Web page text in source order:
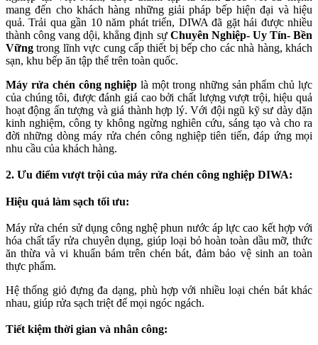
mang đến cho khách hàng những giải pháp bếp hiện đại và hiệu
quả. Trải qua gần 10 năm phát triển, DIWA đã gặt hái được nhiều
thành công vang dội, khẳng định sự Chuyên Nghiệp- Uy Tín- Bền
Vững trong lĩnh vực cung cấp thiết bị bếp cho các nhà hàng, khách
sạn, khu bếp ăn tập thể trên toàn quốc.
Máy rửa chén công nghiệp là một trong những sản phẩm chủ lực
của chúng tôi, được đánh giá cao bởi chất lượng vượt trội, hiệu quả
hoạt động ấn tượng và giá thành hợp lý. Với đội ngũ kỹ sư dày dặn
kinh nghiệm, công ty không ngừng nghiên cứu, sáng tạo và cho ra
đời những dòng máy rửa chén công nghiệp tiên tiến, đáp ứng mọi
nhu cầu của khách hàng.
2. Ưu điểm vượt trội của máy rửa chén công nghiệp DIWA:
Hiệu quả làm sạch tối ưu:
Máy rửa chén sử dụng công nghệ phun nước áp lực cao kết hợp với
hóa chất tẩy rửa chuyên dụng, giúp loại bỏ hoàn toàn dầu mỡ, thức
ăn thừa và vi khuẩn bám trên chén bát, đảm bảo vệ sinh an toàn
thực phẩm.
Hệ thống giỏ đựng đa dạng, phù hợp với nhiều loại chén bát khác
nhau, giúp rửa sạch triệt để mọi ngóc ngách.
Tiết kiệm thời gian và nhân công: